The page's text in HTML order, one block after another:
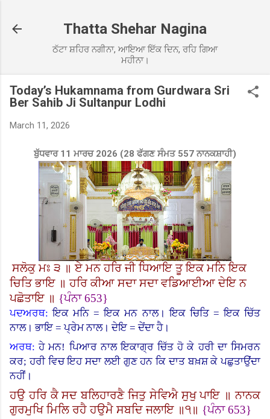
Thatta Shehar Nagina
ਠੱਟਾ ਸ਼ਹਿਰ ਨਗੀਨਾ, ਆਇਆ ਇੱਕ ਦਿਨ, ਰਹਿ ਗਿਆ
ਮਹੀਨਾ।
Today’s Hukamnama from Gurdwara Sri
Ber Sahib Ji Sultanpur Lodhi
March 11, 2026
ਬੁੱਧਵਾਰ 11 ਮਾਰਚ 2026 (28 ਫੱਗਣ ਸੰਮਤ 557 ਨਾਨਕਸ਼ਾਹੀ)
ਸਲੋਕੁ ਮਃ ੩ ॥ ਏ ਮਨ ਹਰਿ ਜੀ ਧਿਆਇ ਤੂ ਇਕ ਮਨਿ ਇਕ
ਚਿਤਿ ਭਾਇ ॥ ਹਰਿ ਕੀਆ ਸਦਾ ਸਦਾ ਵਡਿਆਈਆ ਦੇਇ ਨ
ਪਛੋਤਾਇ ॥ {ਪੰਨਾ653}
ਪਦਅਰਥ: ਇਕ ਮਨਿ = ਇਕ ਮਨ ਨਾਲ। ਇਕ ਚਿਤਿ = ਇਕ ਚਿੱਤ
ਨਾਲ। ਭਾਇ = ਪ੍ਰੇਮ ਨਾਲ। ਦੇਇ = ਦੇਂਦਾ ਹੈ।
ਅਰਥ: ਹੇ ਮਨ! ਪਿਆਰ ਨਾਲ ਇਕਾਗ੍ਰ ਚਿੱਤ ਹੋ ਕੇ ਹਰੀ ਦਾ ਸਿਮਰਨ
ਕਰ;ਹਰੀ ਵਿਚ ਇਹ ਸਦਾ ਲਈ ਗੁਣ ਹਨ ਕਿ ਦਾਤ ਬਖ਼ਸ਼ ਕੇ ਪਛੁਤਾਉਂਦਾ
ਨਹੀਂ।
ਹਉ ਹਰਿ ਕੈ ਸਦ ਬਲਿਹਾਰਣੈ ਜਿਤੁ ਸੇਵਿਐ ਸੁਖੁ ਪਾਇ ॥ ਨਾਨਕ
ਗੁਰਮੁਖਿ ਮਿਲਿ ਰਹੈ ਹਉਮੈ ਸਬਦਿ ਜਲਾਇ ॥੧॥ {ਪੰਨਾ653}